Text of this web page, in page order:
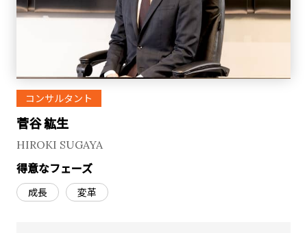
コンサルタント
菅谷 紘生
HIROKI SUGAYA
得意なフェーズ
成長 変革